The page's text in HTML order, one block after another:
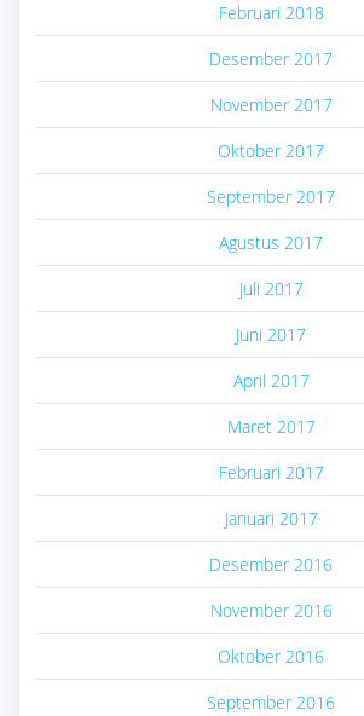
Februari 2018
Desember 2017
November 2017
Oktober 2017
September 2017
Agustus 2017
Juli 2017
Juni 2017
April 2017
Maret 2017
Februari 2017
Januari 2017
Desember 2016
November 2016
Oktober 2016
September 2016